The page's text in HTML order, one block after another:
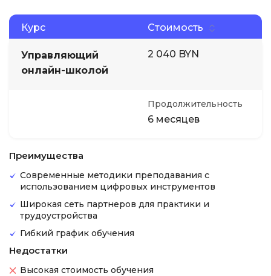
Курс Стоимость
Управляющий
онлайн-школой
2 040 BYN
Продолжительность
6 месяцев
Преимущества
Современные методики преподавания с
использованием цифровых инструментов
Широкая сеть партнеров для практики и
трудоустройства
Гибкий график обучения
Недостатки
Высокая стоимость обучения